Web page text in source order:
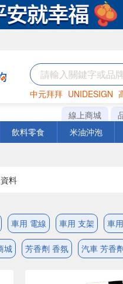
中元拜拜 UNIDESIGN
罐頭 海苔 洋芋
線上商城
飲料零食 米油沖泡
料
車用 電線 車用 支架 車
城 芳香劑 香氛 汽車 芳香